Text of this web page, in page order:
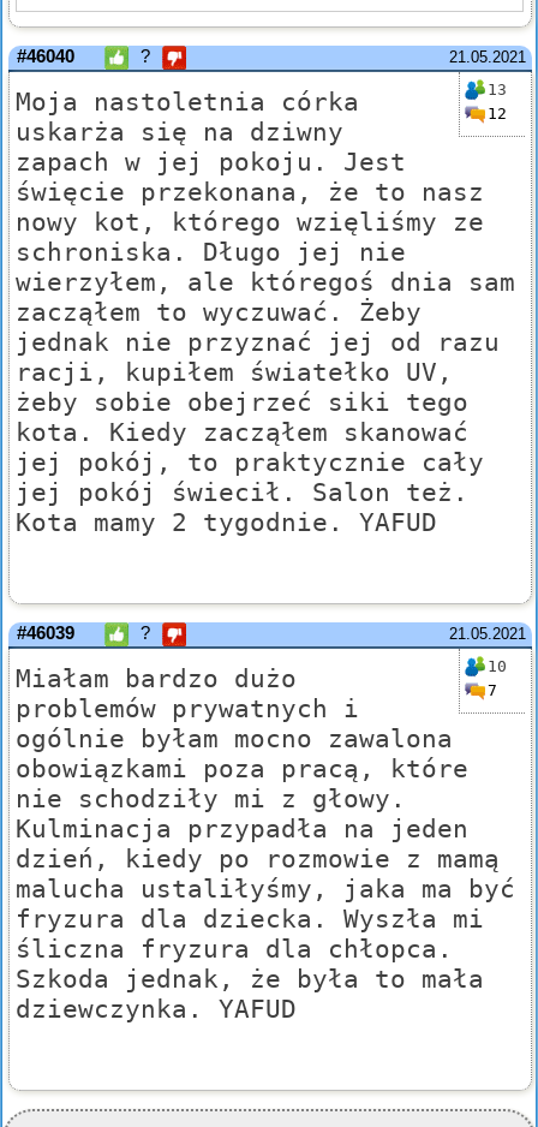
21.05.2021
#46040 ?
13
12
Moja nastoletnia córka
uskarża się na dziwny
zapach w jej pokoju. Jest
święcie przekonana, że to nasz
nowy kot, którego wzięliśmy ze
schroniska. Długo jej nie
wierzyłem, ale któregoś dnia sam
zacząłem to wyczuwać. Żeby
jednak nie przyznać jej od razu
racji, kupiłem światełko UV,
żeby sobie obejrzeć siki tego
kota. Kiedy zacząłem skanować
jej pokój, to praktycznie cały
jej pokój świecił. Salon też.
Kota mamy 2 tygodnie. YAFUD
21.05.2021
#46039 ?
10
7
Miałam bardzo dużo
problemów prywatnych i
ogólnie byłam mocno zawalona
obowiązkami poza pracą, które
nie schodziły mi z głowy.
Kulminacja przypadła na jeden
dzień, kiedy po rozmowie z mamą
malucha ustaliłyśmy, jaka ma być
fryzura dla dziecka. Wyszła mi
śliczna fryzura dla chłopca.
Szkoda jednak, że była to mała
dziewczynka. YAFUD